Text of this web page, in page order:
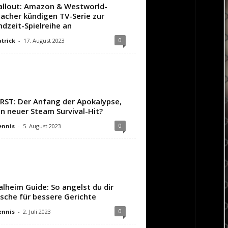
Amazon & Westworld-
kündigen TV-Serie zur
Spielreihe an
- 17. August 2023 0
Der Anfang der Apokalypse,
neuer Steam Survival-Hit?
- 5. August 2023 0
Guide: So angelst du dir
für bessere Gerichte
- 2. Juli 2023 0